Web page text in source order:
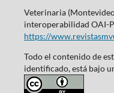
Veterinaria
interoperabilidad OAI-
https://
Todo el contenido de
identificado, está bajo